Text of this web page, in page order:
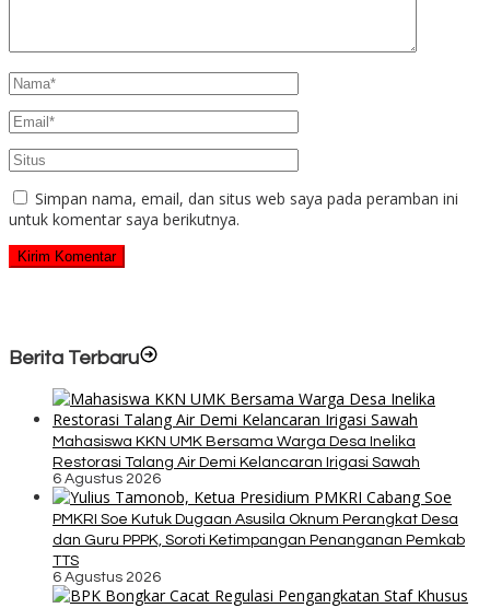
Simpan nama, email, dan situs web saya pada peramban ini
untuk komentar saya berikutnya.
Berita Terbaru
Mahasiswa KKN UMK Bersama Warga Desa Inelika
Restorasi Talang Air Demi Kelancaran Irigasi Sawah
6 Agustus 2026
PMKRI Soe Kutuk Dugaan Asusila Oknum Perangkat Desa
dan Guru PPPK, Soroti Ketimpangan Penanganan Pemkab
TTS
6 Agustus 2026